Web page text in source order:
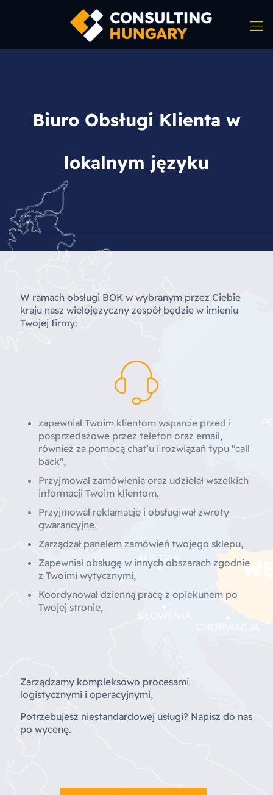
Biuro Obsługi Klienta w
lokalnym języku
W ramach obsługi BOK w wybranym przez Ciebie
kraju nasz wielojęzyczny zespół będzie w imieniu
Twojej firmy:
zapewniał Twoim klientom wsparcie przed i
posprzedażowe przez telefon oraz email,
również za pomocą chat’u i rozwiązań typu "call
back",
Przyjmował zamówienia oraz udzielał wszelkich
informacji Twoim klientom,
Przyjmował reklamacje i obsługiwał zwroty
gwarancyjne,
Zarządzał panelem zamówień twojego sklepu,
Zapewniał obsługę w innych obszarach zgodnie
z Twoimi wytycznymi,
Koordynował dzienną pracę z opiekunem po
Twojej stronie,
Zarządzamy kompleksowo procesami
logistycznymi i operacyjnymi,
Potrzebujesz niestandardowej usługi? Napisz do nas
po wycenę.